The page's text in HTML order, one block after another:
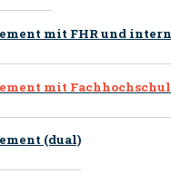
mit FHR und
mit
(dual)